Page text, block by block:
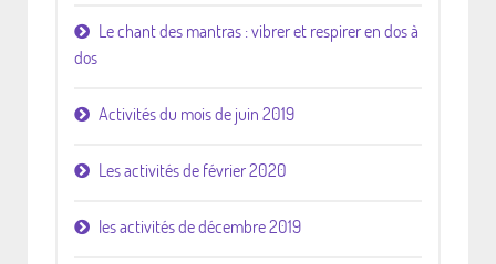
Le chant des mantras : vibrer et respirer en dos à
dos
Activités du mois de juin 2019
Les activités de février 2020
les activités de décembre 2019